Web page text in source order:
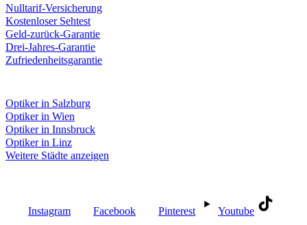
Nulltarif-Versicherung
Kostenloser Sehtest
Geld-zurück-Garantie
Drei-Jahres-Garantie
Zufriedenheitsgarantie
Optiker in Salzburg
Optiker in Wien
Optiker in Innsbruck
Optiker in Linz
Weitere Städte anzeigen
Instagram Facebook Pinterest Youtube